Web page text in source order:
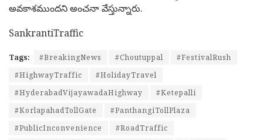
అవకాశముందని అంచనా వేస్తున్నారు.
SankrantiTraffic
Tags: #BreakingNews #Choutuppal
#FestivalRush
#HighwayTraffic
#HolidayTravel
#HyderabadVijayawadaHighway
#Ketepalli
#KorlapahadTollGate
#PanthangiTollPlaza
#PublicInconvenience
#RoadTraffic